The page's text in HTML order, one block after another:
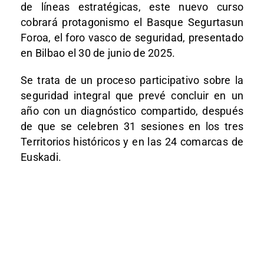
de líneas estratégicas, este nuevo curso
cobrará protagonismo el Basque Segurtasun
Foroa, el foro vasco de seguridad, presentado
en Bilbao el 30 de junio de 2025.
Se trata de un proceso participativo sobre la
seguridad integral que prevé concluir en un
año con un diagnóstico compartido, después
de que se celebren 31 sesiones en los tres
Territorios históricos y en las 24 comarcas de
Euskadi.